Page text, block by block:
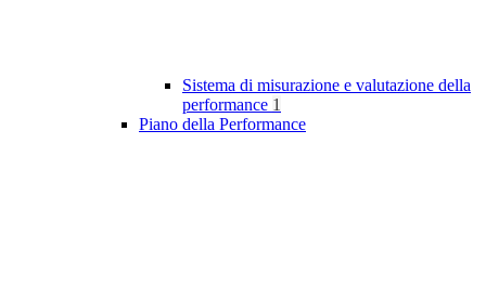
Sistema di misurazione e valutazione della
performance 1
Piano della Performance